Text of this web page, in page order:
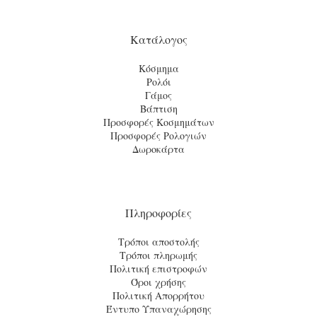
Κατάλογος
Κόσμημα
Ρολόι
Γάμος
Βάπτιση
Προσφορές Κοσμημάτων
Προσφορές Ρολογιών
Δωροκάρτα
Πληροφορίες
Τρόποι αποστολής
Τρόποι πληρωμής
Πολιτική επιστροφών
Όροι χρήσης
Πολιτική Απορρήτου
Έντυπο Υπαναχώρησης